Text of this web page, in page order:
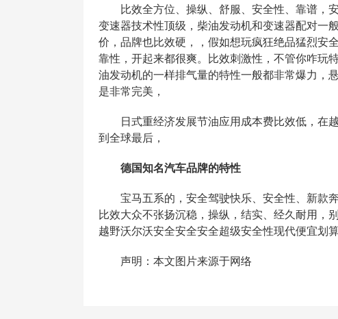
比效全方位、操纵、舒服、安全性、靠谱，安
变速器技术性顶级，柴油发动机和变速器配对一
价，品牌也比效硬，，假如想玩疯狂绝品猛烈安
靠性，开起来都很爽。比效刺激性，不管你咋玩
油发动机的一样排气量的特性一般都非常爆力，
是非常完美，
日式重经济发展节油应用成本费比效低，在
到全球最后，
德国知名汽车品牌的特性
宝马五系的，安全驾驶快乐、安全性、新款
比效大众不张扬沉稳，操纵，结实、经久耐用，
越野沃尔沃安全安全安全超级安全性现代便宜划
声明：本文图片来源于网络